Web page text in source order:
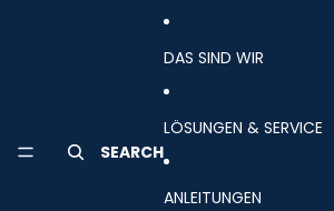
SEARCH
DAS SIND WIR
LÖSUNGEN & SERVICE
ANLEITUNGEN